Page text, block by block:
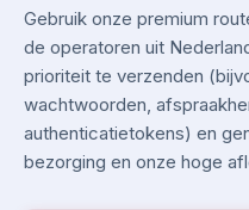
Gebruik onze premium
de operatoren uit
prioriteit te verzenden
wachtwoorden,
authenticatietokens) en
bezorging en onze hoge